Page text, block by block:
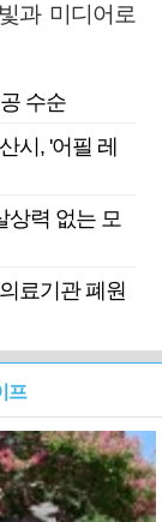
과 미디어로
수순
시, '어필 레
상력 없는 모
료기관 폐원
프